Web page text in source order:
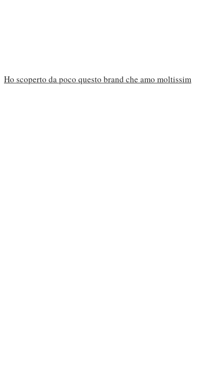
Ho scoperto da poco questo brand che amo moltissim